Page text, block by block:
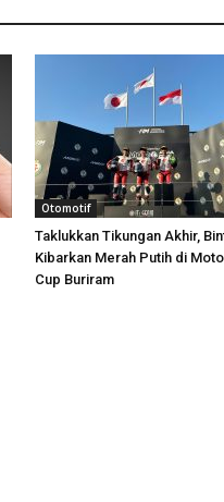
Otomotif
Taklukkan Tikungan Akhir,
Kibarkan Merah Putih di
Cup Buriram